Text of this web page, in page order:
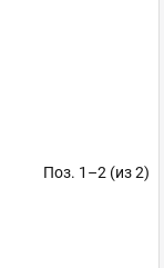
Поз. 1–2 (из 2)